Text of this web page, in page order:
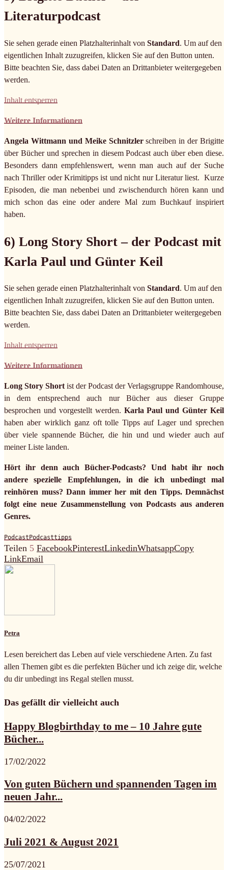
Literaturpodcast
Sie sehen gerade einen Platzhalterinhalt von Standard. Um auf den
eigentlichen Inhalt zuzugreifen, klicken Sie auf den Button unten.
Bitte beachten Sie, dass dabei Daten an Drittanbieter weitergegeben
werden.
Inhalt entsperren
Weitere Informationen
Angela Wittmann und Meike Schnitzlerschreiben in der Brigitte
über Bücher und sprechen in diesem Podcast auch über eben diese.
Besonders dann empfehlenswert, wenn man auch auf der Suche
nach Thriller oder Krimitipps ist und nicht nur Literatur liest. Kurze
Episoden, die man nebenbei und zwischendurch hören kann und
mich schon das eine oder andere Mal zum Buchkauf inspiriert
haben.
6) Long Story Short – der Podcast mit
Karla Paul und Günter Keil
Sie sehen gerade einen Platzhalterinhalt von Standard. Um auf den
eigentlichen Inhalt zuzugreifen, klicken Sie auf den Button unten.
Bitte beachten Sie, dass dabei Daten an Drittanbieter weitergegeben
werden.
Inhalt entsperren
Weitere Informationen
Long Story Short ist der Podcast der Verlagsgruppe Randomhouse,
in dem entsprechend auch nur Bücher aus dieser Gruppe
besprochen und vorgestellt werden. Karla Paul und Günter Keil
haben aber wirklich ganz oft tolle Tipps auf Lager und sprechen
über viele spannende Bücher, die hin und und wieder auch auf
meiner Liste landen.
Hört ihr denn auch Bücher-Podcasts? Und habt ihr noch
andere spezielle Empfehlungen, in die ich unbedingt mal
reinhören muss? Dann immer her mit den Tipps. Demnächst
folgt eine neue Zusammenstellung von Podcasts aus anderen
Genres.
Podcast Podcasttipps
Teilen 5 FacebookPinterestLinkedinWhatsappCopy
LinkEmail
Petra
Lesen bereichert das Leben auf viele verschiedene Arten. Zu fast
allen Themen gibt es die perfekten Bücher und ich zeige dir, welche
du dir unbedingt ins Regal stellen musst.
Das gefällt dir vielleicht auch
Happy Blogbirthday to me – 10 Jahre gute
Bücher...
17/02/2022
Von guten Büchern und spannenden Tagen im
neuen Jahr...
04/02/2022
Juli 2021 & August 2021
25/07/2021